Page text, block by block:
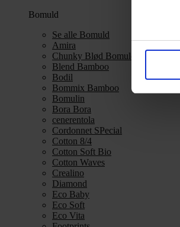
Bomuld
Se alle Bomuld
Amira
Chunky Blød Bomuld
Blend Bamboo
Bodil
Bommix Bamboo
Bomulin
Bora Bora
cenerentola
Cordonnet SPecial
Cotton 8/4
Cotton Soft Bio
Cotton Waves
Crealino
Diamond
Eco Baby
Eco Soft
Eco Vita